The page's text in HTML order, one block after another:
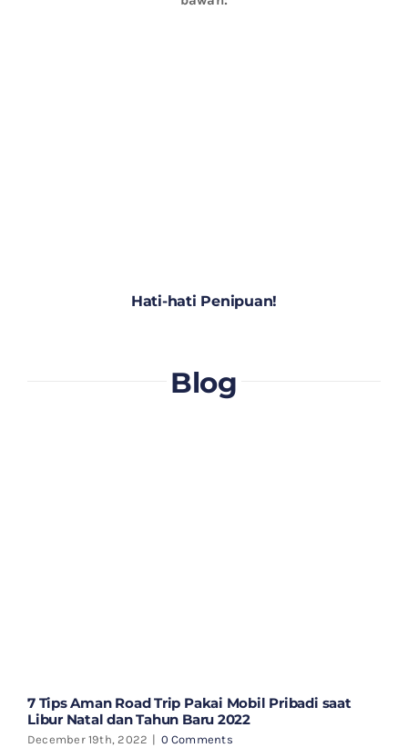
Hati-hati Penipuan!
Blog
7 Tips Aman Road Trip Pakai Mobil Pribadi saat
Libur Natal dan Tahun Baru 2022
December 19th, 2022 | 0 Comments